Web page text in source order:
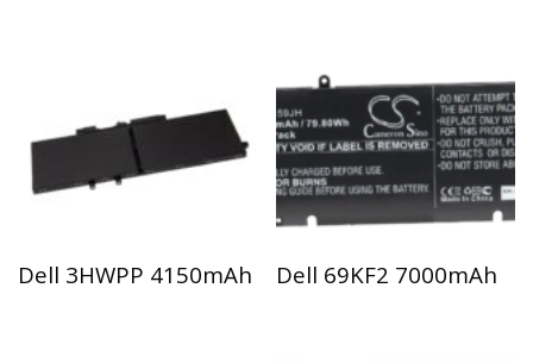
Dell 3HWPP 4150mAh Dell 69KF2 7000mAh